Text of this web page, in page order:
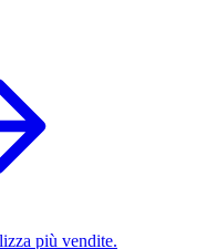
più vendite.